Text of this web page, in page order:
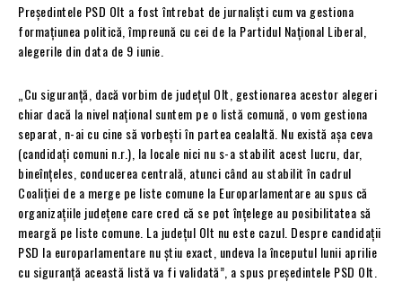
Președintele PSD Olt a fost întrebat de jurnaliști cum va gestiona
formațiunea politică, împreună cu cei de la Partidul Național Liberal,
alegerile din data de 9 iunie.
„Cu siguranță, dacă vorbim de județul Olt, gestionarea acestor alegeri
chiar dacă la nivel național suntem pe o listă comună, o vom gestiona
separat, n-ai cu cine să vorbești în partea cealaltă. Nu există așa ceva
(candidați comuni n.r.), la locale nici nu s-a stabilit acest lucru, dar,
bineînțeles, conducerea centrală, atunci când au stabilit în cadrul
Coaliției de a merge pe liste comune la Europarlamentare au spus că
organizațiile județene care cred că se pot înțelege au posibilitatea să
meargă pe liste comune. La județul Olt nu este cazul. Despre candidații
PSD la europarlamentare nu știu exact, undeva la începutul lunii aprilie
cu siguranță această listă va fi validată”, a spus președintele PSD Olt.